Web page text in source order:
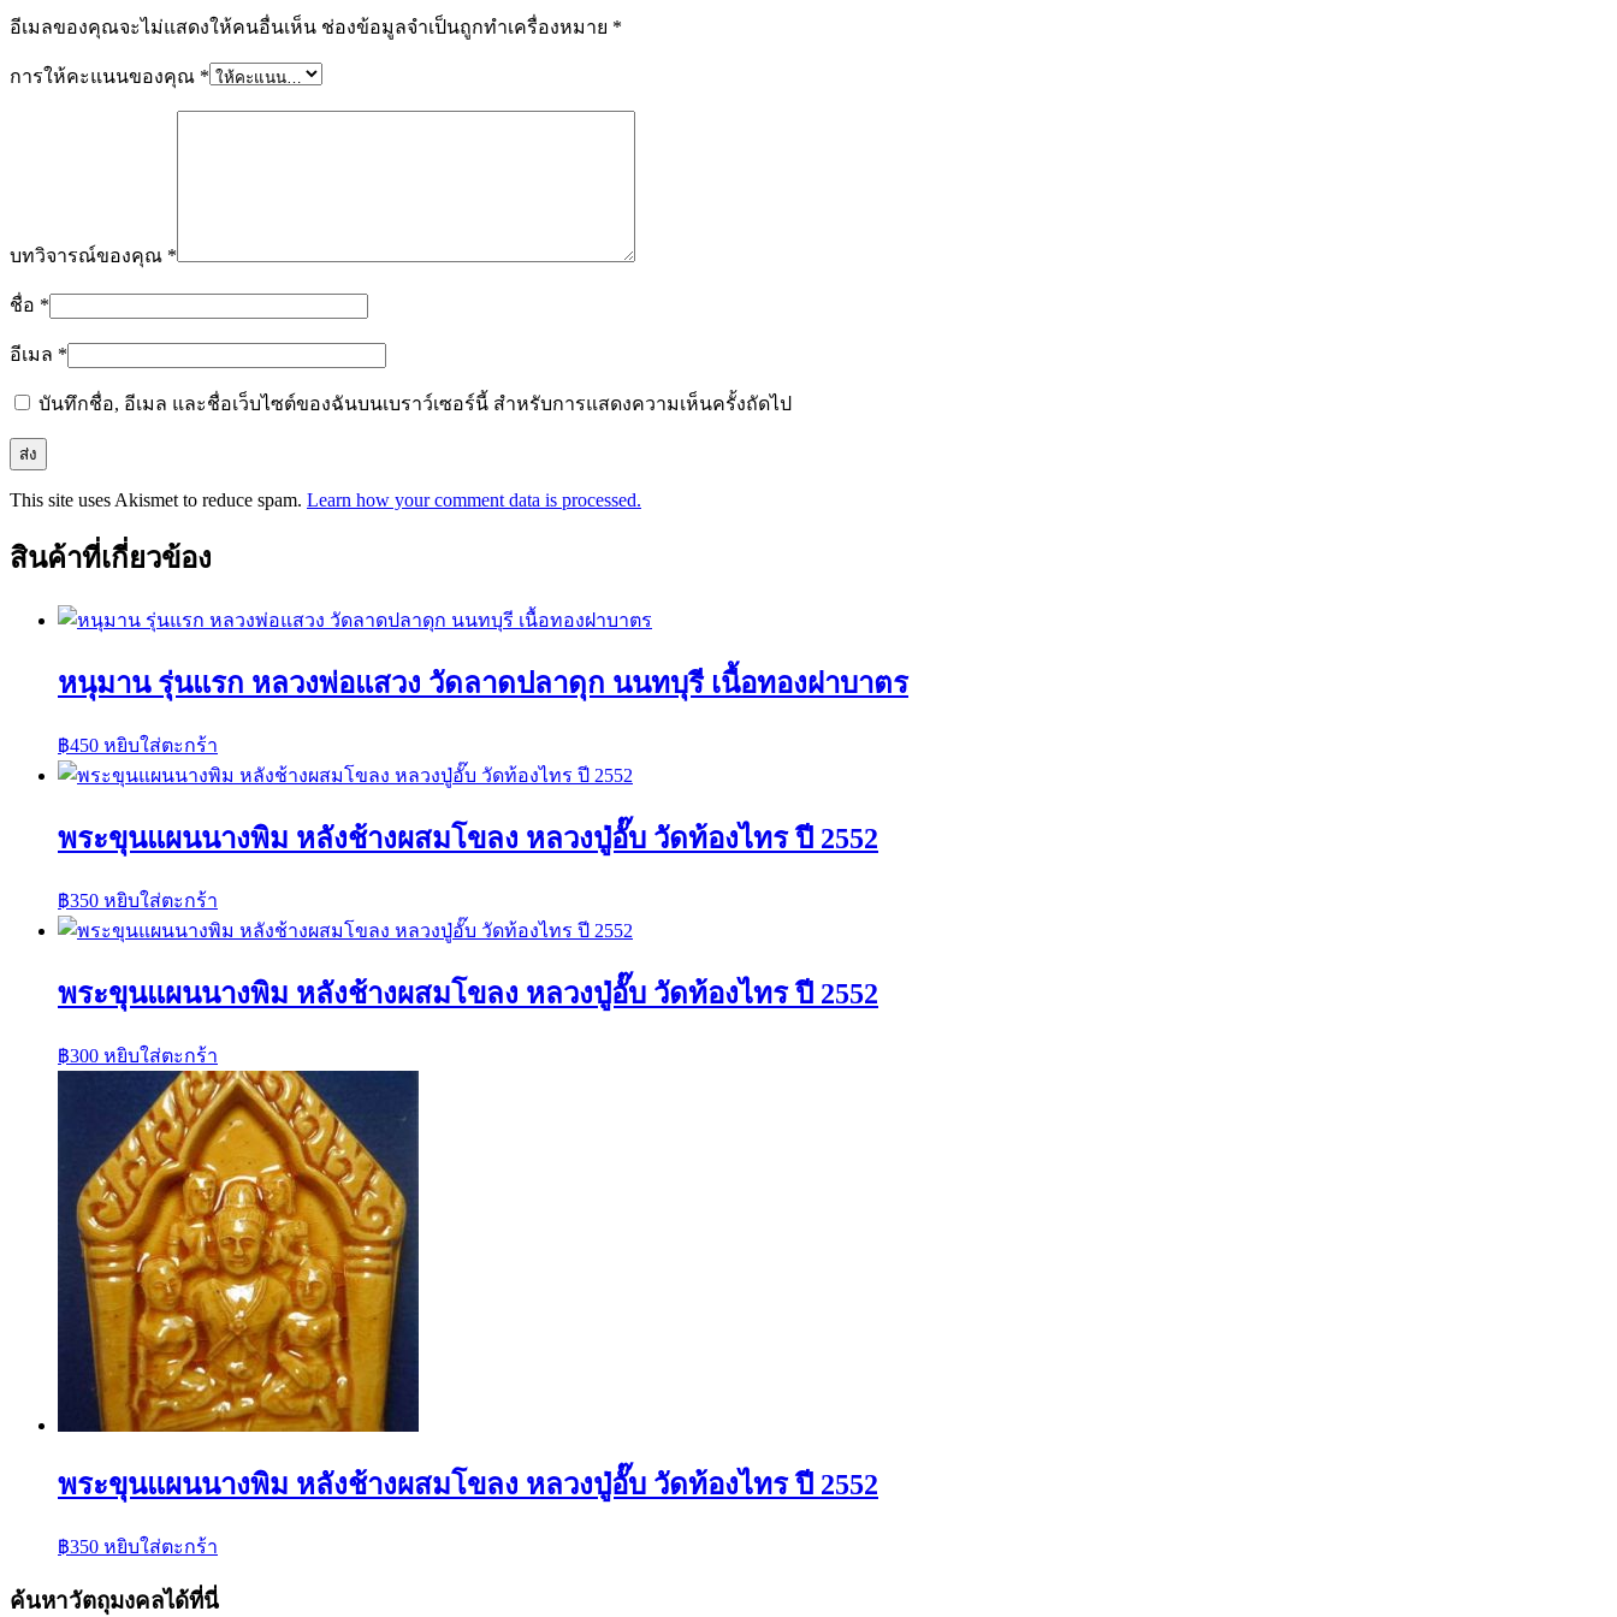
อีเมลของคุณจะไม่แสดงให้คนอื่นเห็น ช่องข้อมูลจำเป็นถูกทำเครื่องหมาย *
การให้คะแนนของคุณ *
บทวิจารณ์ของคุณ *
ชื่อ *
อีเมล *
บันทึกชื่อ, อีเมล และชื่อเว็บไซต์ของฉันบนเบราว์เซอร์นี้ สำหรับการแสดงความเห็นครั้งถัดไป
This site uses Akismet to reduce spam. Learn how your comment data is processed.
สินค้าที่เกี่ยวข้อง
หนุมาน รุ่นแรก หลวงพ่อแสวง วัดลาดปลาดุก นนทบุรี เนื้อทองฝาบาตร
฿450 หยิบใส่ตะกร้า
พระขุนแผนนางพิม หลังช้างผสมโขลง หลวงปู่อั๊บ วัดท้องไทร ปี 2552
฿350 หยิบใส่ตะกร้า
พระขุนแผนนางพิม หลังช้างผสมโขลง หลวงปู่อั๊บ วัดท้องไทร ปี 2552
฿300 หยิบใส่ตะกร้า
พระขุนแผนนางพิม หลังช้างผสมโขลง หลวงปู่อั๊บ วัดท้องไทร ปี 2552
฿350 หยิบใส่ตะกร้า
ค้นหาวัตถุมงคลได้ที่นี่